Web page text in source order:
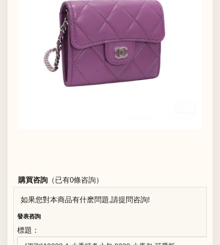
購買咨詢 （已有0條咨詢）
如果您對本商品有什麽問題,請提問咨詢!
發表咨詢
標題：